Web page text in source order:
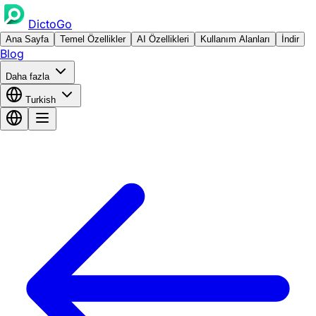
DictoGo
Ana Sayfa Temel Özellikler AI Özellikleri Kullanım Alanları İndir
Blog
Daha fazla
Turkish